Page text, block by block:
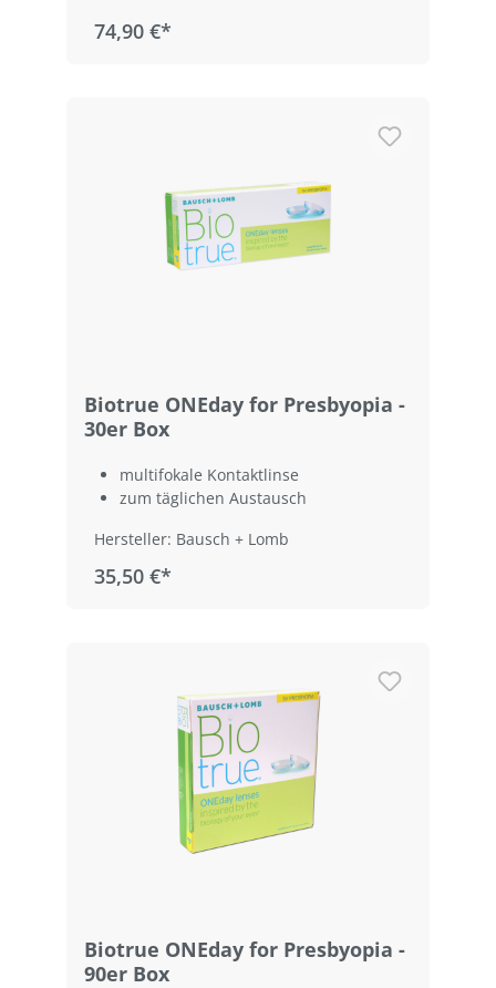
74,90 €*
Biotrue ONEday for Presbyopia -
30er Box
multifokale Kontaktlinse
zum täglichen Austausch
Hersteller: Bausch + Lomb
35,50 €*
Biotrue ONEday for Presbyopia -
90er Box